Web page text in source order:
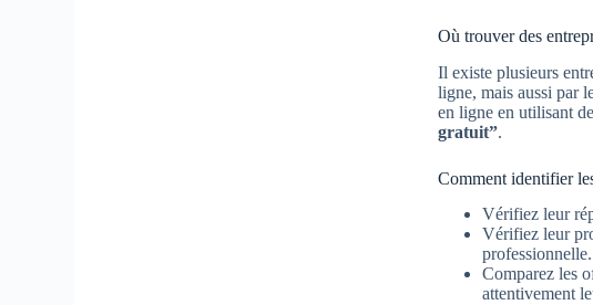
Où trouver des
Il existe plusieurs
ligne, mais aussi par
en ligne en utilisant
gratuit”.
Comment identifier
Vérifiez leur
Vérifiez leur
professionnelle.
Comparez les
attentivement